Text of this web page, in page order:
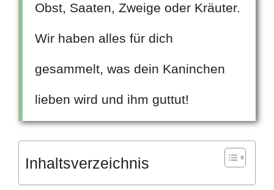
Obst, Saaten, Zweige oder Kräuter.
Wir haben alles für dich
gesammelt, was dein Kaninchen
lieben wird und ihm guttut!
Inhaltsverzeichnis